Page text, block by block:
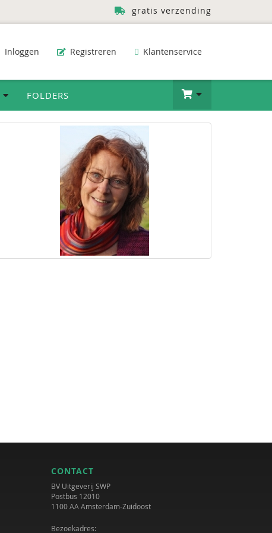
gratis verzending
Inloggen Registreren Klantenservice
FOLDERS
CONTACT
BV Uitgeverij SWP
Postbus 12010
1100 AA Amsterdam-Zuidoost
Bezoekadres: